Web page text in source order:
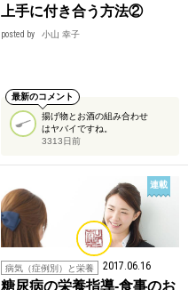
上手に付き合う方法②
posted by 小山 幸子
最新のコメント
揚げ物とお酒の組み合わせ
はヤバイですね。
3313日前
連載
病気（症例別）と栄養 2017.06.16
糖尿病の栄養指導-食事のお